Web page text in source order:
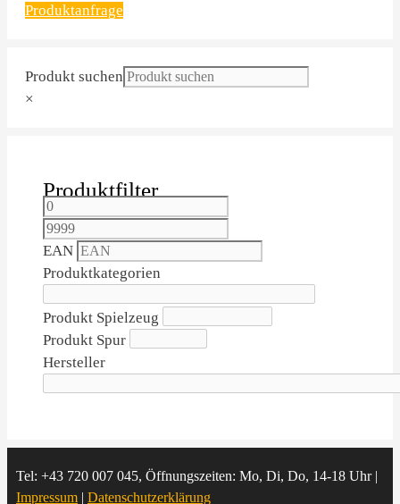
Produktanfrage
Produkt suchen
×
Produktfilter
EAN
Produktkategorien
Produkt Spielzeug
Produkt Spur
Hersteller
Tel: +43 720 007 045, Öffnungszeiten: Mo, Di, Do, 14-18 Uhr |
Impressum | Datenschutzerklärung